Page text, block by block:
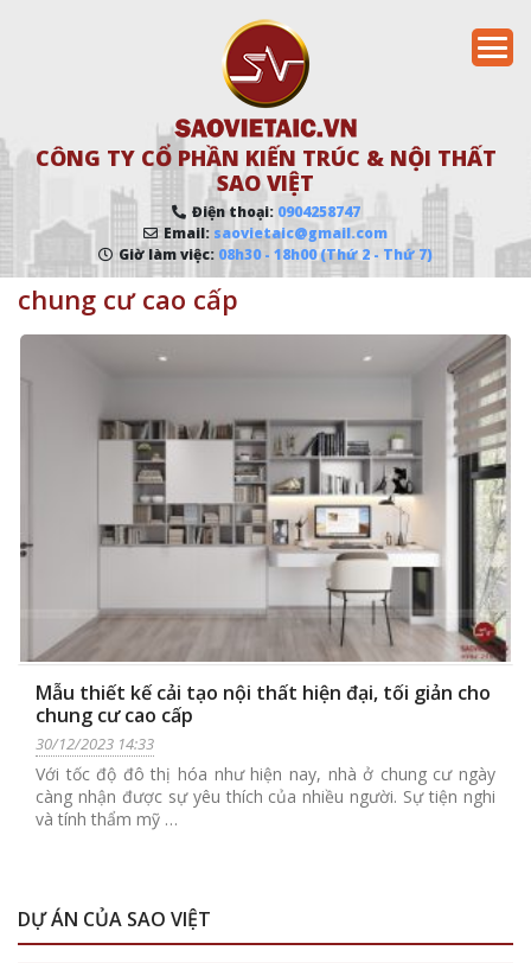
CÔNG TY CỔ PHẦN KIẾN TRÚC & NỘI THẤT
SAO VIỆT
Điện thoại: 0904258747
Email: saovietaic@gmail.com
Giờ làm việc: 08h30 - 18h00 (Thứ 2 - Thứ 7)
chung cư cao cấp
Mẫu thiết kế cải tạo nội thất hiện đại, tối giản cho
chung cư cao cấp
30/12/2023 14:33
Với tốc độ đô thị hóa như hiện nay, nhà ở chung cư ngày
càng nhận được sự yêu thích của nhiều người. Sự tiện nghi
và tính thẩm mỹ …
DỰ ÁN CỦA SAO VIỆT